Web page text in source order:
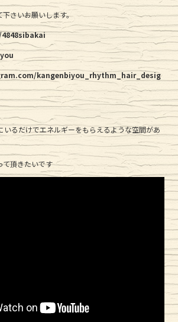
下さいお願いします。
kangenbiyou_rhythm_hair_desig
いるだけでエネルギーをもらえるような空間があ
て頂きたいです